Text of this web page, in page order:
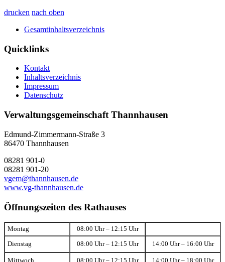
drucken nach oben
Gesamtinhaltsverzeichnis
Quicklinks
Kontakt
Inhaltsverzeichnis
Impressum
Datenschutz
Verwaltungsgemeinschaft Thannhausen
Edmund-Zimmermann-Straße 3
86470 Thannhausen
08281 901-0
08281 901-20
vgem@thannhausen.de
www.vg-thannhausen.de
Öffnungszeiten des Rathauses
Montag 08:00 Uhr – 12:15 Uhr
Dienstag 08:00 Uhr – 12:15 Uhr 14:00 Uhr – 16:00 Uhr